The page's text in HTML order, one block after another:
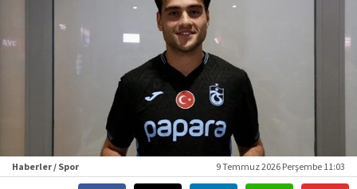
Haberler / Spor 9 Temmuz 2026 Perşembe 11:03